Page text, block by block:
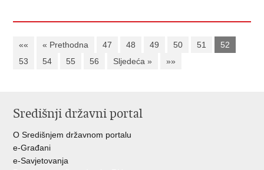
«« « Prethodna 47 48 49 50 51
52
53
54 55 56 Sljedeća » »»
Središnji državni portal
O Središnjem državnom portalu
e-Građani
e-Savjetovanja